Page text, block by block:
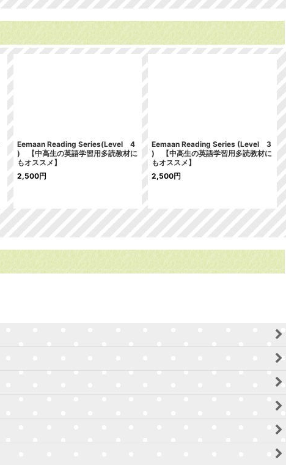
Eemaan Reading Series(Level 4
) 【中高生の英語学習用多読教材に
もオススメ】
2,500円
Eemaan Reading Series (Level 3
) 【中高生の英語学習用多読教材に
もオススメ】
2,500円